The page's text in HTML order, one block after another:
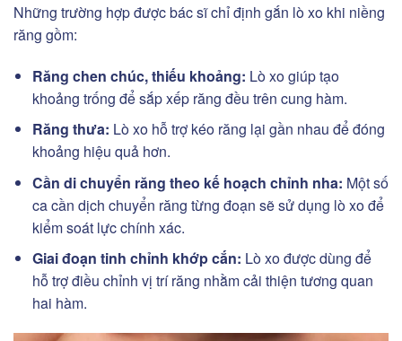
Những trường hợp được bác sĩ chỉ định gắn lò xo khi niềng
răng gồm:
Răng chen chúc, thiếu khoảng: Lò xo giúp tạo
khoảng trống để sắp xếp răng đều trên cung hàm.
Răng thưa: Lò xo hỗ trợ kéo răng lại gần nhau để đóng
khoảng hiệu quả hơn.
Cần di chuyển răng theo kế hoạch chỉnh nha: Một số
ca cần dịch chuyển răng từng đoạn sẽ sử dụng lò xo để
kiểm soát lực chính xác.
Giai đoạn tinh chỉnh khớp cắn: Lò xo được dùng để
hỗ trợ điều chỉnh vị trí răng nhằm cải thiện tương quan
hai hàm.